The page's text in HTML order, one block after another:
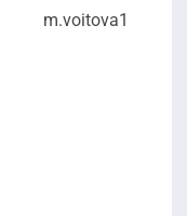
m.voitova1